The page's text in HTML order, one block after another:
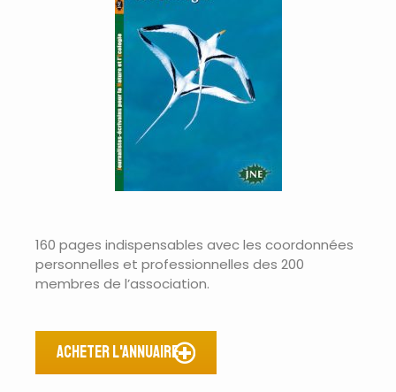
160 pages indispensables avec les coordonnées
personnelles et professionnelles des 200
membres de l’association.
Acheter l'annuaire